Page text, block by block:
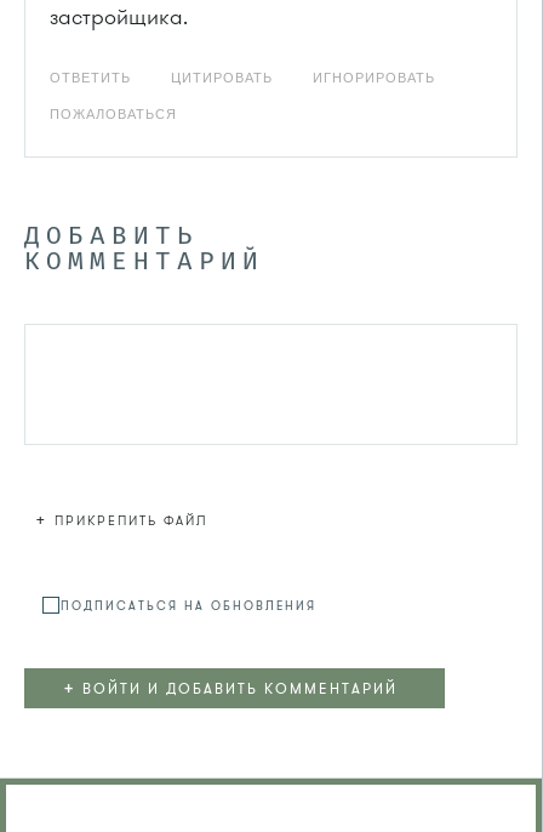
застройщика.
ОТВЕТИТЬ ЦИТИРОВАТЬ ИГНОРИРОВАТЬ
ПОЖАЛОВАТЬСЯ
ДОБАВИТЬ
КОММЕНТАРИЙ
+ ПРИКРЕПИТЬ ФАЙЛ
ПОДПИСАТЬСЯ НА ОБНОВЛЕНИЯ
+ ВОЙТИ И ДОБАВИТЬ КОММЕНТАРИЙ